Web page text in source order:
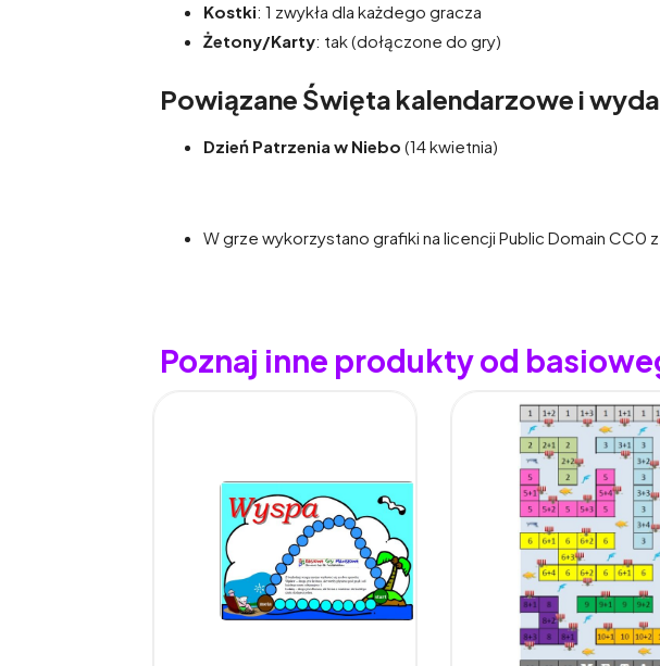
Kostki: 1 zwykła dla każdego gracza
Żetony/Karty: tak (dołączone do gry)
Powiązane Święta kalendarzowe i
Dzień Patrzenia w Niebo (14 kwietnia)
W grze wykorzystano grafiki na licencji Public Domain CC0
Poznaj inne produkty od